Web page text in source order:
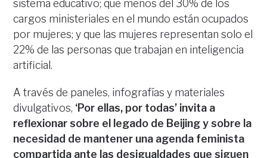
sistema educativo; que menos del 30% de los
cargos ministeriales en el mundo están ocupados
por mujeres; y que las mujeres representan solo el
22% de las personas que trabajan en inteligencia
artificial.
A través de paneles, infografías y materiales
divulgativos, ‘Por ellas, por todas’ invita a
reflexionar sobre el legado de Beijing y sobre la
necesidad de mantener una agenda feminista
compartida ante las desigualdades que siguen